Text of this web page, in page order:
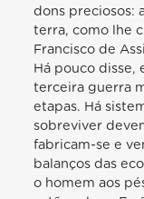
dons preciosos:
terra, como lhe
Francisco de
Há pouco disse,
terceira guerra
etapas. Há
sobreviver
fabricam-se e
balanços das
o homem aos